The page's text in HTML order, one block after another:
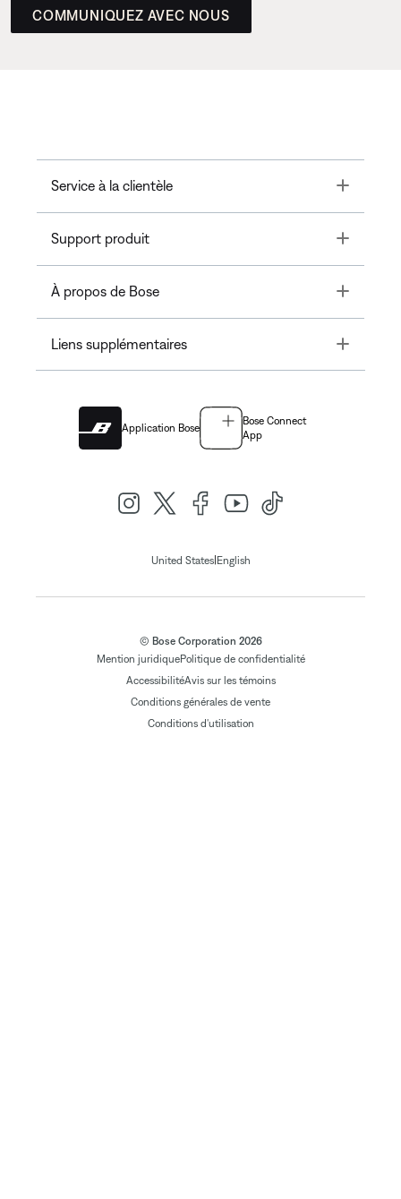
COMMUNIQUEZ AVEC NOUS
Service à la clientèle Toggle
Support produit Toggle
À propos de Bose Toggle
Liens supplémentaires Toggle
Application Bose
Bose Connect
App
United States| English
© Bose Corporation 2026
Mention juridiquePolitique de confidentialité
AccessibilitéAvis sur les témoins
Conditions générales de vente
Conditions d'utilisation